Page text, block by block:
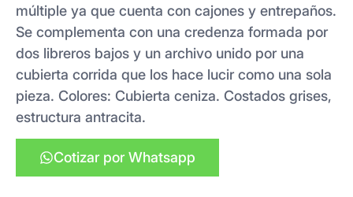
múltiple ya que cuenta con cajones y entrepaños.
Se complementa con una credenza formada por
dos libreros bajos y un archivo unido por una
cubierta corrida que los hace lucir como una sola
pieza. Colores: Cubierta ceniza. Costados grises,
estructura antracita.
Cotizar por Whatsapp